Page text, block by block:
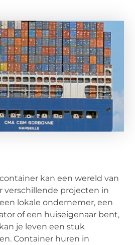
kan een wereld van
verschillende projecten in
lokale ondernemer, een
of een huiseigenaar bent,
je leven een stuk
Container huren in